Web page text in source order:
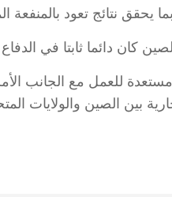
يحقق نتائج تعود بالمنفعة
كان دائما ثابتا في
للعمل مع الجانب
بين الصين والولايات